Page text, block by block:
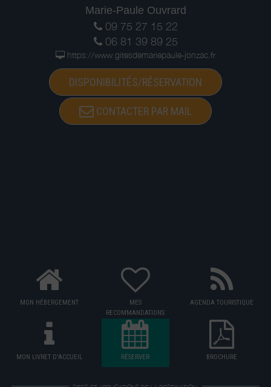
Marie-Paule Ouvrard
09 75 27 15 22
06 81 39 89 25
https://www.gitesdemariepaule-jonzac.fr
DISPONIBILITÉS/RÉSERVATION
CONTACTER PAR MAIL
MON HÉBERGEMENT
MES
RECOMMANDATIONS
AGENDA TOURISTIQUE
MON LIVRET D'ACCUEIL RÉSERVER BROCHURE